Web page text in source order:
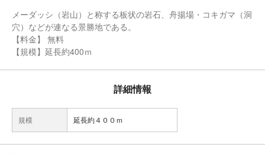
メーダッシ（岩山）と称する板状の岩石、舟揚場・コキガマ（洞
穴）などが連なる景勝地である。
【料金】 無料
【規模】延長約400ｍ
詳細情報
規模 延長約４００ｍ